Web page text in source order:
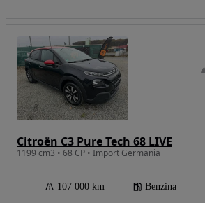
Citroën C3 Pure Tech 68 LIVE
1199 cm3 • 68 CP • Import Germania
107 000 km Benzina